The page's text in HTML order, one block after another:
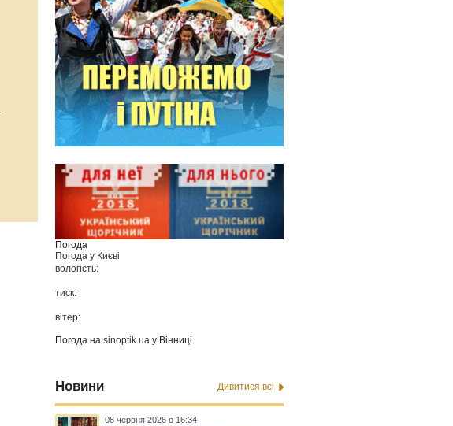
Погода
Погода у Києві
вологість:
тиск:
вітер:
Погода наsinoptik.ua у Вінниці
Новини Дивитися всі
08 червня 2026 о 16:34